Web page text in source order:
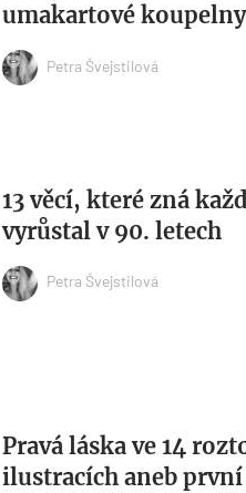
umakartové koupelny
Petra Švejstilová
13 věcí, které zná
vyrůstal v 90. letech
Petra Švejstilová
Pravá láska ve 14
ilustracích aneb první